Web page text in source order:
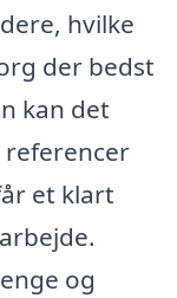
hvilke
der bedst
kan det
et klart
og